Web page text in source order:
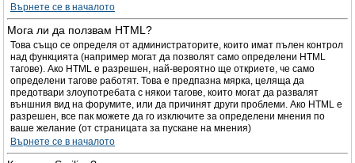
Върнете се в началото
Мога ли да ползвам HTML?
Това също се определя от администраторите, които имат пълен контрол
над функцията (например могат да позволят само определени HTML
тагове). Ако HTML е разрешен, най-вероятно ще откриете, че само
определени тагове работят. Това е предпазна мярка, целяща да
предотвари злоупотребата с някои тагове, които могат да развалят
външния вид на форумите, или да причинят други проблеми. Ако HTML е
разрешен, все пак можете да го изключите за определени мнения по
ваше желание (от страницата за пускане на мнения)
Върнете се в началото